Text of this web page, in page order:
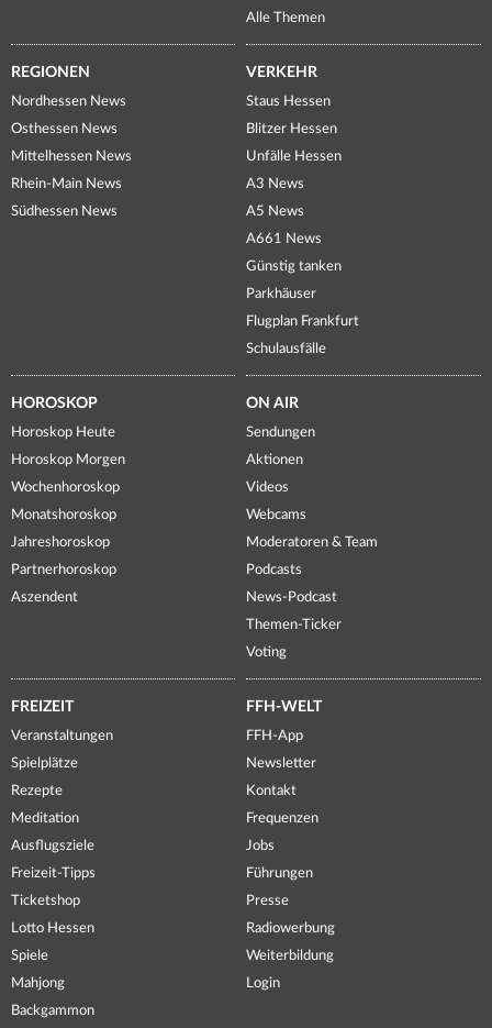
Alle Themen
REGIONEN
Nordhessen News
Osthessen News
Mittelhessen News
Rhein-Main News
Südhessen News
VERKEHR
Staus Hessen
Blitzer Hessen
Unfälle Hessen
A3 News
A5 News
A661 News
Günstig tanken
Parkhäuser
Flugplan Frankfurt
Schulausfälle
HOROSKOP
Horoskop Heute
Horoskop Morgen
Wochenhoroskop
Monatshoroskop
Jahreshoroskop
Partnerhoroskop
Aszendent
ON AIR
Sendungen
Aktionen
Videos
Webcams
Moderatoren & Team
Podcasts
News-Podcast
Themen-Ticker
Voting
FREIZEIT
Veranstaltungen
Spielplätze
Rezepte
Meditation
Ausflugsziele
Freizeit-Tipps
Ticketshop
Lotto Hessen
Spiele
Mahjong
Backgammon
FFH-WELT
FFH-App
Newsletter
Kontakt
Frequenzen
Jobs
Führungen
Presse
Radiowerbung
Weiterbildung
Login